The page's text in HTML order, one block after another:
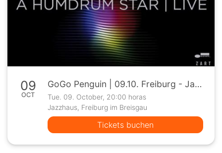
09
OCT
GoGo Penguin | 09.10. Freiburg - Jazzhaus Freiburg
Tue. 09. October, 20:00 horas
Jazzhaus, Freiburg im Breisgau
Tickets buchen